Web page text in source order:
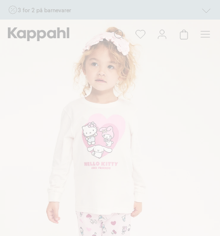
3 for 2 på barnevarer
17/8 i butikk & online for deg som er eller blir medlem. Kan ikke kombineres med
andre tilbud eller rabatter.
Handle nå